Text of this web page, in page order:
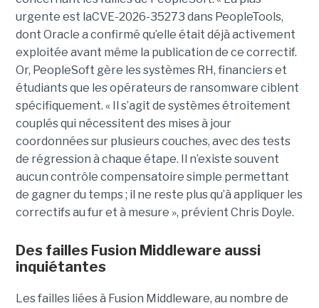
urgente est laCVE-2026-35273 dans PeopleTools,
dont Oracle a confirmé qu’elle était déjà activement
exploitée avant même la publication de ce correctif.
Or, PeopleSoft gère les systèmes RH, financiers et
étudiants que les opérateurs de ransomware ciblent
spécifiquement. « Il s’agit de systèmes étroitement
couplés qui nécessitent des mises à jour
coordonnées sur plusieurs couches, avec des tests
de régression à chaque étape. Il n’existe souvent
aucun contrôle compensatoire simple permettant
de gagner du temps ; il ne reste plus qu’à appliquer les
correctifs au fur et à mesure », prévient Chris Doyle.
Des failles Fusion Middleware aussi
inquiétantes
Les failles liées à Fusion Middleware, au nombre de